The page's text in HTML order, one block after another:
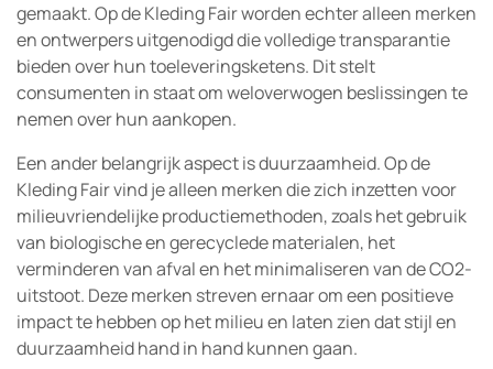
gemaakt. Op de Kleding Fair worden echter alleen merken
en ontwerpers uitgenodigd die volledige transparantie
bieden over hun toeleveringsketens. Dit stelt
consumenten in staat om weloverwogen beslissingen te
nemen over hun aankopen.
Een ander belangrijk aspect is duurzaamheid. Op de
Kleding Fair vind je alleen merken die zich inzetten voor
milieuvriendelijke productiemethoden, zoals het gebruik
van biologische en gerecyclede materialen, het
verminderen van afval en het minimaliseren van de CO2-
uitstoot. Deze merken streven ernaar om een positieve
impact te hebben op het milieu en laten zien dat stijl en
duurzaamheid hand in hand kunnen gaan.